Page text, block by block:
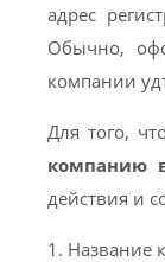
адрес
Обычно,
компании
Для того,
компанию
действия и
1. Название